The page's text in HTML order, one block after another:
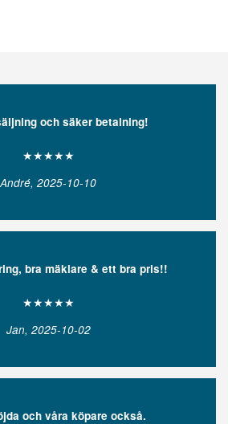
och säker betalning!
★★★★★
André, 2025-10-10
bra mäklare & ett bra pris!!
★★★★★
Jan, 2025-10-02
och våra köpare också.